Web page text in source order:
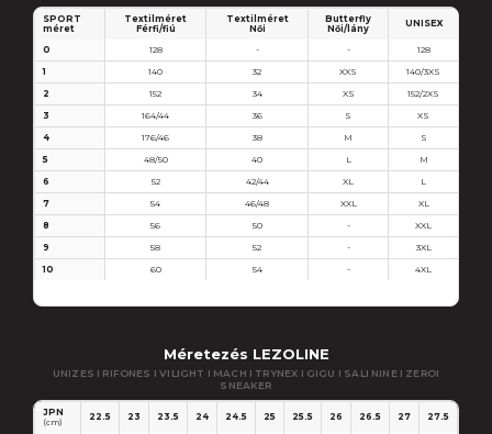
SPORT
méret
Textilméret
Férfi/fiú
Textilméret
Női
Butterfly
Női/lány
UNISEX
0 128 - -
128
1
140 32 XXS
140/3XS
2
152 34 XS
152/2XS
3
164/44 36 S
XS
4
176/46 38 M
S
5
48/50 40 L
M
6
52 42/44 XL
L
7
54 46/48 XXL
XL
8
56 50 -
XXL
9
58 52 -
3XL
10
60 54 - 4XL
Méretezés LEZOLINE
UNIZES I RIFONES I VILIGHT I MACH I TRYNEX I GIGU I SALI NINE I ZEROI
SNEAKER
JPN
(cm)
22.5 23 23.5 24 24.5 25 25.5 26 26.5 27 27.5